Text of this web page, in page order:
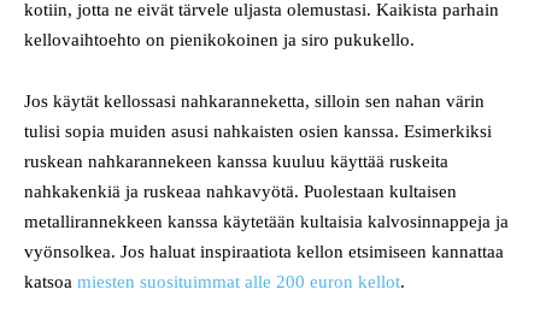
kotiin, jotta ne eivät tärvele uljasta olemustasi. Kaikista parhain
kellovaihtoehto on pienikokoinen ja siro pukukello.
Jos käytät kellossasi nahkaranneketta, silloin sen nahan värin
tulisi sopia muiden asusi nahkaisten osien kanssa. Esimerkiksi
ruskean nahkarannekeen kanssa kuuluu käyttää ruskeita
nahkakenkiä ja ruskeaa nahkavyötä. Puolestaan kultaisen
metallirannekkeen kanssa käytetään kultaisia kalvosinnappeja ja
vyönsolkea. Jos haluat inspiraatiota kellon etsimiseen kannattaa
katsoa miesten suosituimmat alle 200 euron kellot.